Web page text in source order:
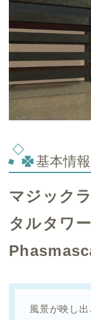
基本情
マジック
タルタワ
風景が映し